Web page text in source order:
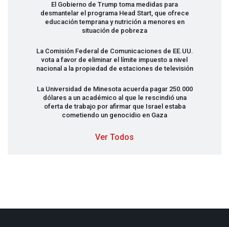
El Gobierno de Trump toma medidas para
desmantelar el programa Head Start, que ofrece
educación temprana y nutrición a menores en
situación de pobreza
La Comisión Federal de Comunicaciones de EE.UU.
vota a favor de eliminar el límite impuesto a nivel
nacional a la propiedad de estaciones de televisión
La Universidad de Minesota acuerda pagar 250.000
dólares a un académico al que le rescindió una
oferta de trabajo por afirmar que Israel estaba
cometiendo un genocidio en Gaza
Ver Todos